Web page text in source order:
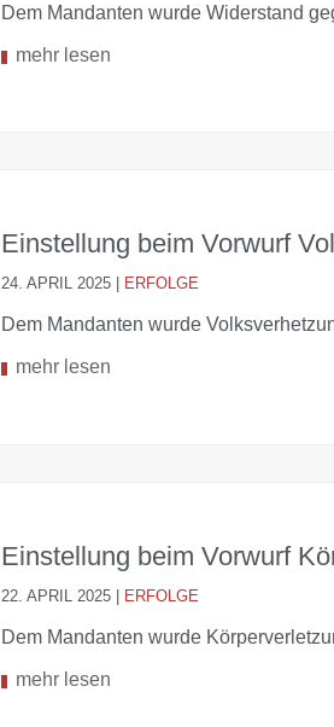
Dem Mandanten wurde Widerstand
mehr lesen
Einstellung beim Vorwurf
24. APRIL 2025 ERFOLGE
Dem Mandanten wurde
mehr lesen
Einstellung beim Vorwurf
22. APRIL 2025 ERFOLGE
Dem Mandanten wurde
mehr lesen